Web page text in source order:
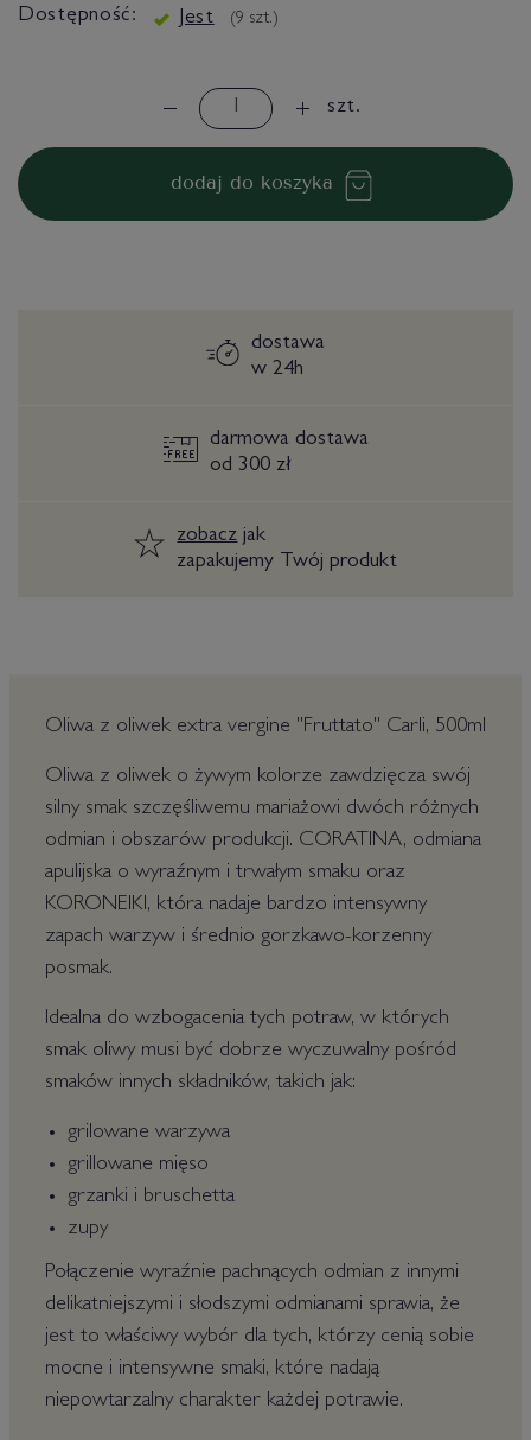
Dostępność:
Jest (9 szt.)
szt.
dodaj do koszyka
dostawa
w 24h
darmowa dostawa
od 300 zł
zobaczjak
zapakujemy Twój produkt
Oliwa z oliwek extra vergine "Fruttato" Carli, 500ml
Oliwa z oliwek o żywym kolorze zawdzięcza swój
silny smak szczęśliwemu mariażowi dwóch różnych
odmian i obszarów produkcji. CORATINA, odmiana
apulijska o wyraźnym i trwałym smaku oraz
KORONEIKI, która nadaje bardzo intensywny
zapach warzyw i średnio gorzkawo-korzenny
posmak.
Idealna do wzbogacenia tych potraw, w których
smak oliwy musi być dobrze wyczuwalny pośród
smaków innych składników, takich jak:
grilowane warzywa
grillowane mięso
grzanki i bruschetta
zupy
Połączenie wyraźnie pachnących odmian z innymi
delikatniejszymi i słodszymi odmianami sprawia, że ​​
jest to właściwy wybór dla tych, którzy cenią sobie
mocne i intensywne smaki, które nadają
niepowtarzalny charakter każdej potrawie.